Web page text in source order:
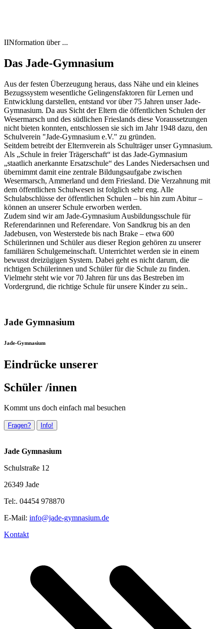
IINformation über ...
Das Jade-Gymnasium
Aus der festen Überzeugung heraus, dass Nähe und ein kleines
Bezugssystem wesentliche Gelingensfaktoren für Lernen und
Entwicklung darstellen, entstand vor über 75 Jahren unser Jade-
Gymnasium. Da aus Sicht der Eltern die öffentlichen Schulen der
Wesermarsch und des südlichen Frieslands diese Voraussetzungen
nicht bieten konnten, entschlossen sie sich im Jahr 1948 dazu, den
Schulverein "Jade-Gymnasium e.V." zu gründen.
Seitdem betreibt der Elternverein als Schulträger unser Gymnasium.
Als „Schule in freier Trägerschaft“ ist das Jade-Gymnasium
„staatlich anerkannte Ersatzschule“ des Landes Niedersachsen und
übernimmt damit eine zentrale Bildungsaufgabe zwischen
Wesermarsch, Ammerland und dem Friesland. Die Verzahnung mit
dem öffentlichen Schulwesen ist folglich sehr eng. Alle
Schulabschlüsse der öffentlichen Schulen – bis hin zum Abitur –
können an unserer Schule erworben werden.
Zudem sind wir am Jade-Gymnasium Ausbildungsschule für
Referendarinnen und Referendare. Von Sandkrug bis an den
Jadebusen, von Westerstede bis nach Brake – etwa 600
Schülerinnen und Schüler aus dieser Region gehören zu unserer
familiären Schulgemeinschaft. Unterrichtet werden sie in einem
bewusst dreizügigen System. Dabei geht es nicht darum, die
richtigen Schülerinnen und Schüler für die Schule zu finden.
Vielmehr steht wie vor 70 Jahren für uns das Bestreben im
Vordergrund, die richtige Schule für unsere Kinder zu sein..
Jade Gymnasium
Jade-Gymnasium
Eindrücke unserer
Schüler /innen
Kommt uns doch einfach mal besuchen
Fragen? Info!
Jade Gymnasium
Schulstraße 12
26349 Jade
Tel:. 04454 978870
E-Mail: info@jade-gymnasium.de
Kontakt